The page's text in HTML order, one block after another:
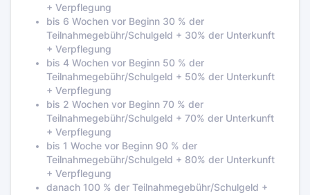
+ Verpflegung
bis 6 Wochen vor Beginn 30 % der
Teilnahmegebühr/Schulgeld + 30% der Unterkunft
+ Verpflegung
bis 4 Wochen vor Beginn 50 % der
Teilnahmegebühr/Schulgeld + 50% der Unterkunft
+ Verpflegung
bis 2 Wochen vor Beginn 70 % der
Teilnahmegebühr/Schulgeld + 70% der Unterkunft
+ Verpflegung
bis 1 Woche vor Beginn 90 % der
Teilnahmegebühr/Schulgeld + 80% der Unterkunft
+ Verpflegung
danach 100 % der Teilnahmegebühr/Schulgeld +